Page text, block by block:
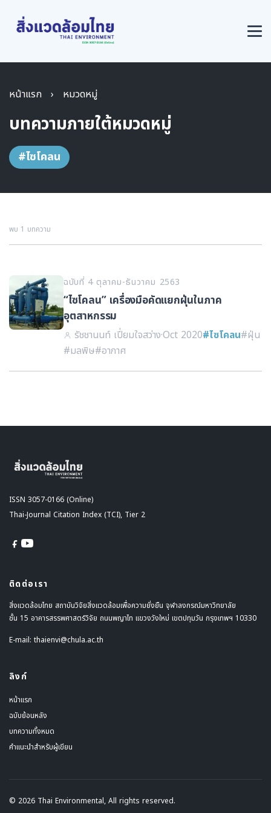
หน้าแรก › หมวดหมู่
บทความภายใต้หมวดหมู่
#ไซโคลน
พบ 1 บทความ
ฉบับที่ 4 ตุลาคม-ธันวาคม 2563
“ไซโคลน” เครื่องมือคัดแยกฝุ่นในภาค
อุตสาหกรรม
รัชชานนท์ เปี่ยมใจสว่าง·Oct 2020#ไซโคลน#ฝุ่น
#มลพิษ#อากาศ
ISSN 3057-0166 (Online)
Thai-Journal Citation Index (TCI), Tier 2
ติดต่อเรา
สิ่งแวดล้อมไทย สถาบันวิจัยสิ่งแวดล้อมเพื่อความยั่งยืน จุฬาลงกรณ์มหาวิทยาลัย
ชั้น 15 อาคารสรรพศาสตร์วิจัย ถนนพญาไท แขวงวังใหม่ เขตปทุมวัน กรุงเทพฯ 10330
E-mail: thaienvi@chula.ac.th
ลิงก์
หน้าแรก
ฉบับย้อนหลัง
บทความทั้งหมด
คำแนะนำสำหรับผู้เขียน
© 2026 Thai Environmental, All rights reserved.